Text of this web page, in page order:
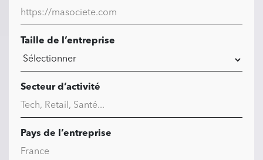
Taille de l’entreprise
Secteur d’activité
Pays de l’entreprise